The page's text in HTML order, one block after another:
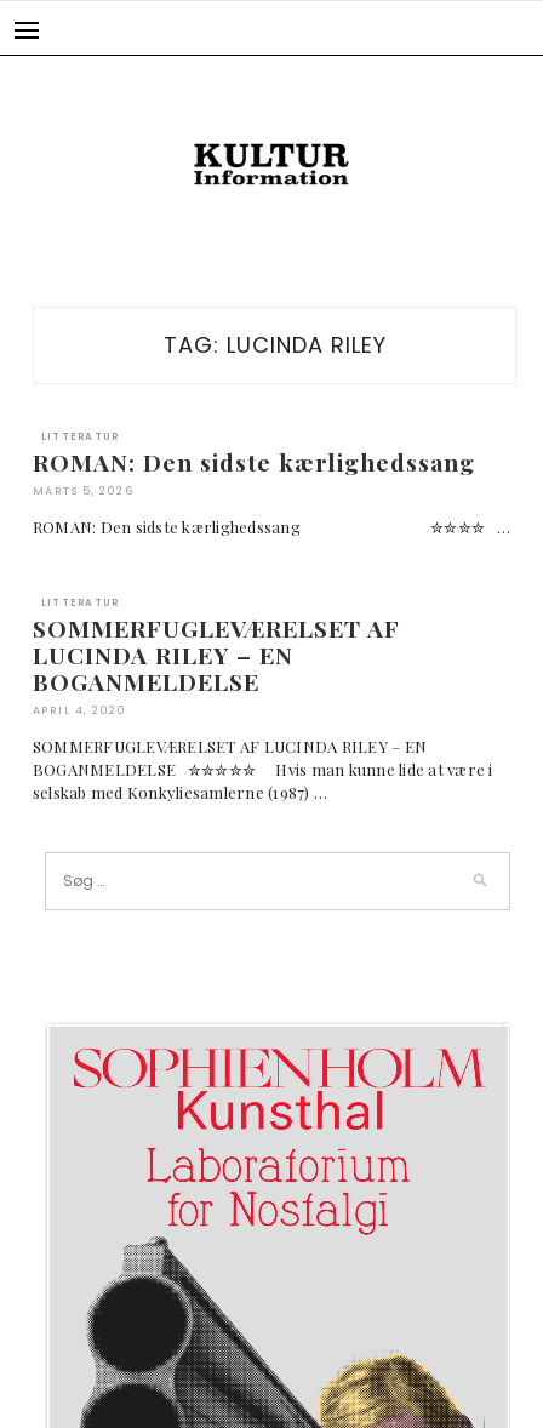
TAG: LUCINDA RILEY
LITTERATUR
ROMAN: Den sidste kærlighedssang
MARTS 5, 2026
ROMAN: Den sidste kærlighedssang ✮✮✮✮ …
LITTERATUR
SOMMERFUGLEVÆRELSET AF
LUCINDA RILEY – EN
BOGANMELDELSE
APRIL 4, 2020
SOMMERFUGLEVÆRELSET AF LUCINDA RILEY – EN
BOGANMELDELSE ✮✮✮✮✮ Hvis man kunne lide at være i
selskab med Konkyliesamlerne (1987) …